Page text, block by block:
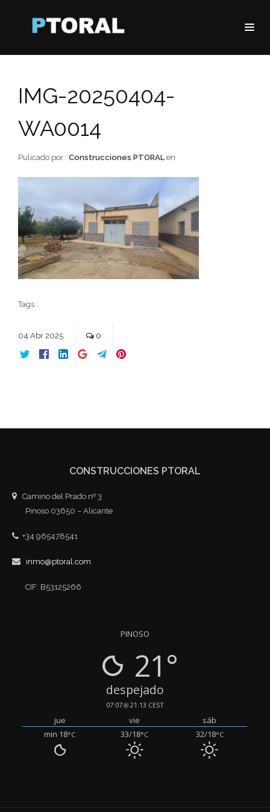
IMG-20250404-
WA0014
Pulicado por : Construcciones PTORAL en
Tags :
04 Abr 2025 0
CONSTRUCCIONES PTORAL
Camino del Prado nº 3
Pinoso 03650 – Alicante
+34 965478541
inmo@ptoral.com
CIF: B53125266
PINOSO
21°
despejado
07:07 21:13 CEST
jue vie
sáb
min 18°C 33/18°C 32/18°C